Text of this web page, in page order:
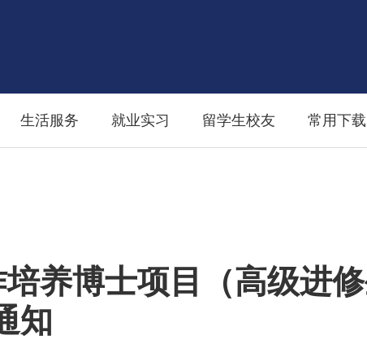
生活服务 就业实习 留学生校友 常用下载
养博士项目（高级进修
知